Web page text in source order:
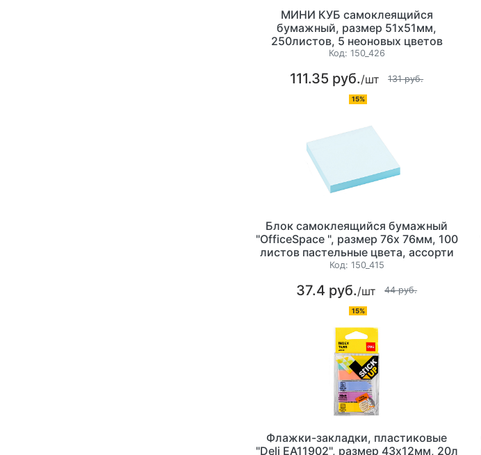
МИНИ КУБ самоклеящийся
бумажный, размер 51х51мм,
250листов, 5 неоновых цветов
Код: 150_426
111.35 руб./шт 131 руб.
15%
Блок самоклеящийся бумажный
"OfficeSpace ", размер 76х 76мм, 100
листов пастельные цвета, ассорти
Код: 150_415
37.4 руб./шт 44 руб.
15%
Флажки-закладки, пластиковые
"Deli EA11902", размер 43x12мм, 20л